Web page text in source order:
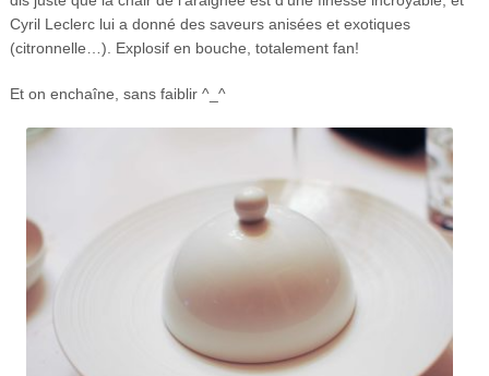
Cyril Leclerc lui a donné des saveurs anisées et exotiques
(citronnelle…). Explosif en bouche, totalement fan!
Et on enchaîne, sans faiblir ^_^